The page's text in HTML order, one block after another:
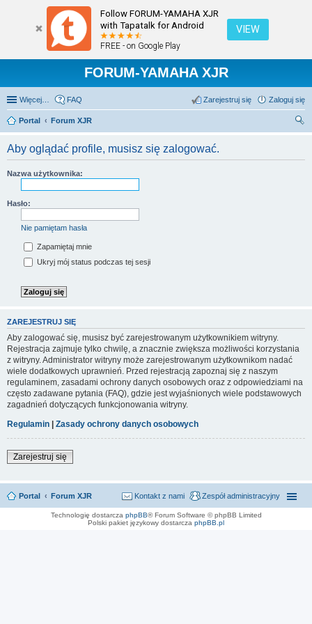
Follow FORUM-YAMAHA XJR
with Tapatalk for Android
FREE - on Google Play
VIEW
FORUM-YAMAHA XJR
Więcej… FAQ Zaloguj się
Zarejestruj się
Portal
Forum XJR
Aby oglądać profile, musisz się zalogować.
Nazwa użytkownika:
Hasło:
Nie pamiętam hasła
Zapamiętaj mnie
Ukryj mój status podczas tej sesji
ZAREJESTRUJ SIĘ
Aby zalogować się, musisz być zarejestrowanym użytkownikiem witryny.
Rejestracja zajmuje tylko chwilę, a znacznie zwiększa możliwości korzystania
z witryny. Administrator witryny może zarejestrowanym użytkownikom nadać
wiele dodatkowych uprawnień. Przed rejestracją zapoznaj się z naszym
regulaminem, zasadami ochrony danych osobowych oraz z odpowiedziami na
często zadawane pytania (FAQ), gdzie jest wyjaśnionych wiele podstawowych
zagadnień dotyczących funkcjonowania witryny.
Regulamin
Zasady ochrony danych osobowych
Zarejestruj się
Portal Forum XJR Zespół administracyjny
Kontakt z nami
Technologię dostarcza phpBB® Forum Software © phpBB Limited
Polski pakiet językowy dostarcza phpBB.pl